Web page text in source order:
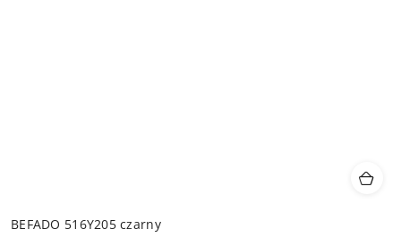
BEFADO 516Y205 czarny